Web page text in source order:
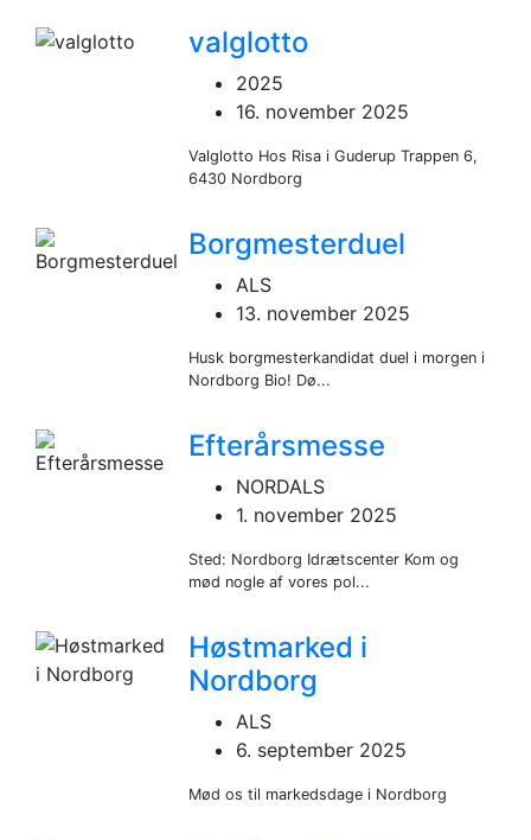
valglotto
2025
16. november 2025
Valglotto Hos Risa i Guderup Trappen 6,
6430 Nordborg
Borgmesterduel
ALS
13. november 2025
Husk borgmesterkandidat duel i morgen i
Nordborg Bio! Dø...
Efterårsmesse
NORDALS
1. november 2025
Sted: Nordborg Idrætscenter Kom og
mød nogle af vores pol...
Høstmarked i
Nordborg
ALS
6. september 2025
Mød os til markedsdage i Nordborg